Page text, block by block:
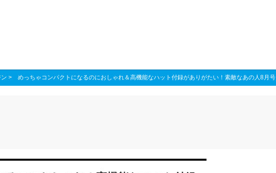
> めっちゃコンパクトになるのにおしゃれ＆高機能なハット付録がありがたい！素敵なあの人8月号